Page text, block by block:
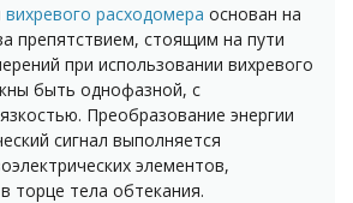
вихревого расходомера основан на
препятствием, стоящим на пути
при использовании вихревого
быть однофазной, с
Преобразование энергии
сигнал выполняется
элементов,
торце тела обтекания.